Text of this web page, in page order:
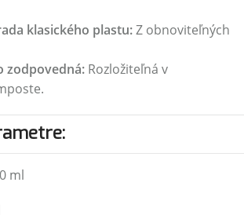
klasického plastu:Z obnoviteľných
zodpovedná: Rozložiteľná v
ml